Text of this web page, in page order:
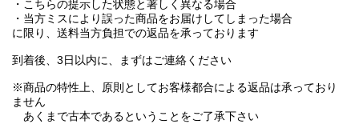
・こちらの提示した状態と著しく異なる場合
・当方ミスにより誤った商品をお届けしてしまった場合
に限り、送料当方負担での返品を承っております
到着後、3日以内に、まずはご連絡ください
※商品の特性上、原則としてお客様都合による返品は承っており
ません
あくまで古本であるということをご了承下さい